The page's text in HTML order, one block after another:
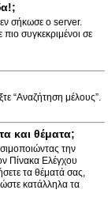
σήκωσε ο server.
συγκεκριμένοι σε
“Αναζήτηση μέλους”.
και θέματα;
την
Πίνακα Ελέγχου
τα θέματά σας,
κατάλληλα τα